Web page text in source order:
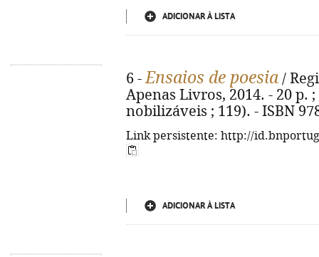
ADICIONAR À LISTA
6 -Ensaios de poesia /
Apenas Livros, 2014. - 20 p.
nobilizáveis ; 119). - ISBN
Link persistente: http://
ADICIONAR À LISTA